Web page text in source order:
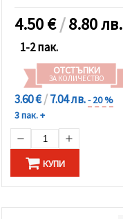
4.50€/8.80 лв.
1-2 пак.
ОТСТЪПКИ
ЗА КОЛИЧЕСТВО
3.60 €/7.04 лв.- 20 %
3 пак. +
КУПИ